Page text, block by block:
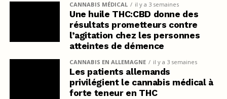
CANNABIS MÉDICAL il y a 3 semaines
Une huile THC:CBD donne des
résultats prometteurs contre
l’agitation chez les personnes
atteintes de démence
CANNABIS EN ALLEMAGNE il y a 3 semaines
Les patients allemands
privilégient le cannabis médical à
forte teneur en THC